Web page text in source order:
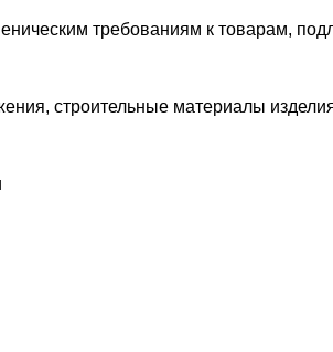
требованиям к товарам,
строительные материалы